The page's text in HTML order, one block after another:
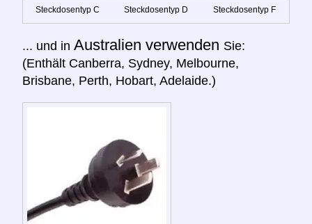
Steckdosentyp C Steckdosentyp D Steckdosentyp F
... und in Australien verwenden Sie:
(Enthält Canberra, Sydney, Melbourne,
Brisbane, Perth, Hobart, Adelaide.)